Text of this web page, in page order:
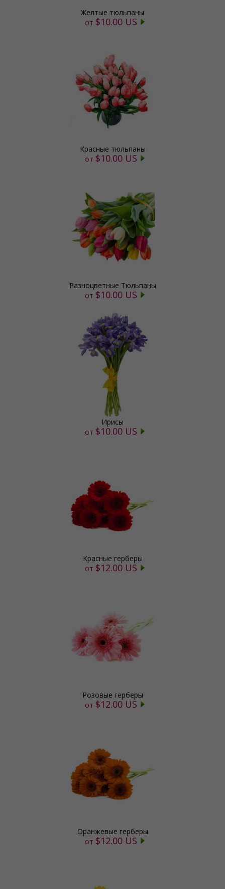
Желтые тюльпаны
от $10.00 US
Красные тюльпаны
от $10.00 US
Разноцветные Тюльпаны
от $10.00 US
Ирисы
от $10.00 US
Красные герберы
от $12.00 US
Розовые герберы
от $12.00 US
Оранжевые герберы
от $12.00 US